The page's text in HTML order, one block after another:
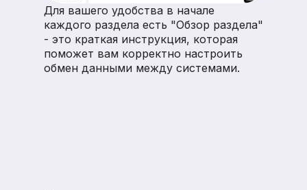
Для вашего удобства в начале
каждого раздела есть "Обзор раздела"
- это краткая инструкция, которая
поможет вам корректно настроить
обмен данными между системами.